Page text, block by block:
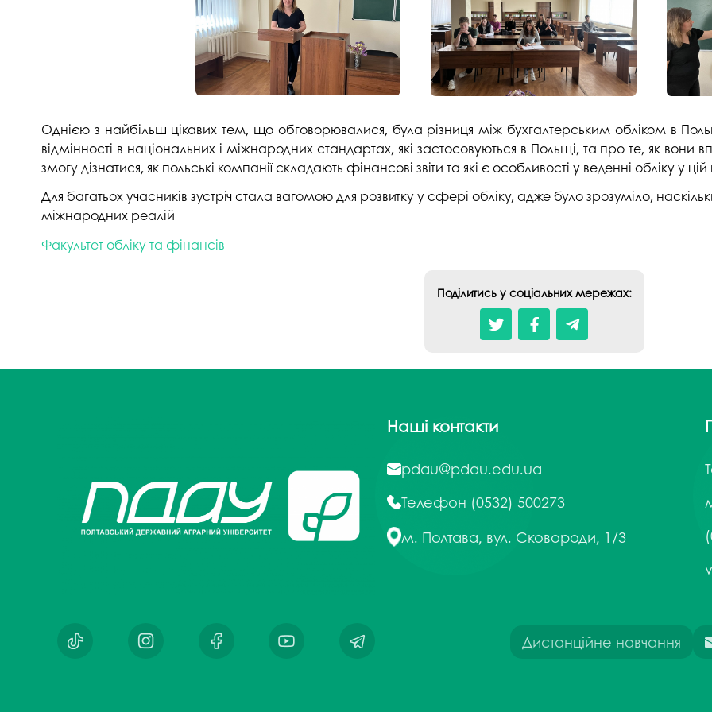
Асоціація випускників
Наші контакти
Публічна інформація
Антикорупційна діяльність
Меморіал пам'яті
Відділ маркетингу
Центр впровадження індустрії
4.0
Психологічна служба
освітнього процесу
Студентське містечко ПДАУ
Навчально-наукові центри
Вступні випробування 2026
студентського містечка
Волонтерський центр "ПУЛЬС"
Студентське життя
Підрозділ з організації виховної
Спорт
Працевлаштування
Відділ практики і сприяння
Академічна
Неформальна
освіта
Опитування
Академічна
Акредитація
Якість освіти,
освіти
Однією з найбільш цікавих тем, що обговорювалися, була різниця між бухгалтерським обліком в
відмінності в національних і міжнародних стандартах, які застосовуються в Польщі, та про те, як вони
змогу дізнатися, як польські компанії складають фінансові звіти та які є особливості у веденні обліку у цій
Для багатьох учасників зустріч стала вагомою для розвитку у сфері обліку, адже було зрозуміло,
міжнародних реалій
Факультет обліку та фінансів
Поділитись у соціальних мережах:
Наші контакти
pdau@pdau.edu.ua
Телефон (0532) 500273
м. Полтава, вул. Сковороди, 1/3
Дистанційне навчання